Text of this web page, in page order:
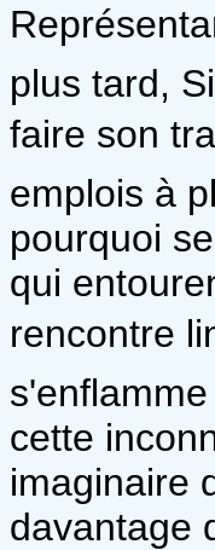
plus tard,
faire son
emplois à
pourquoi
qui
rencontre
cette
imaginaire
davantage